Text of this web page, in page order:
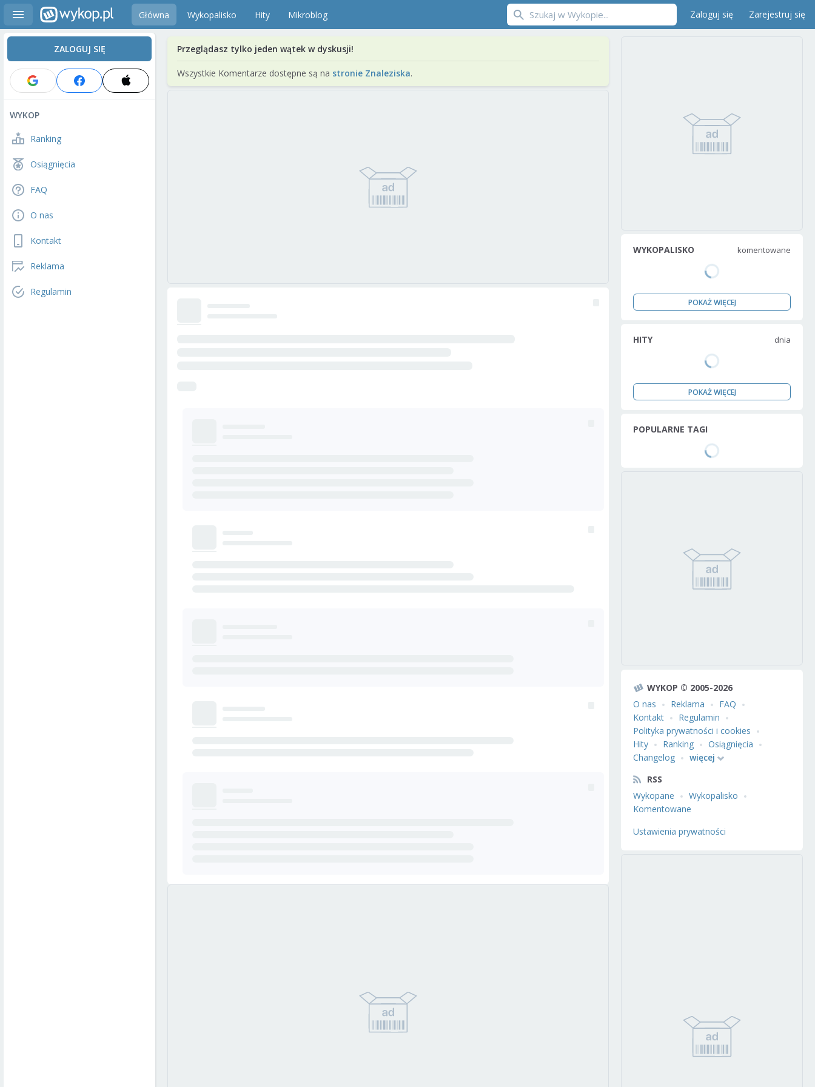
Główna Wykopalisko Hity Mikroblog Zaloguj się Zarejestruj się
ZALOGUJ SIĘ
WYKOP
Ranking
Osiągnięcia
FAQ
O nas
Kontakt
Reklama
Regulamin
Przeglądasz tylko jeden wątek w dyskusji!
Wszystkie Komentarze dostępne są na stronie Znaleziska.
WYKOPALISKO komentowane
POKAŻ WIĘCEJ
HITY dnia
POKAŻ WIĘCEJ
POPULARNE TAGI
WYKOP © 2005-2026
O nas
Reklama
FAQ
Kontakt
Regulamin
Polityka prywatności i cookies
Hity
Ranking
Osiągnięcia
Changelog
więcej
RSS
Wykopane
Wykopalisko
Komentowane
Ustawienia prywatności